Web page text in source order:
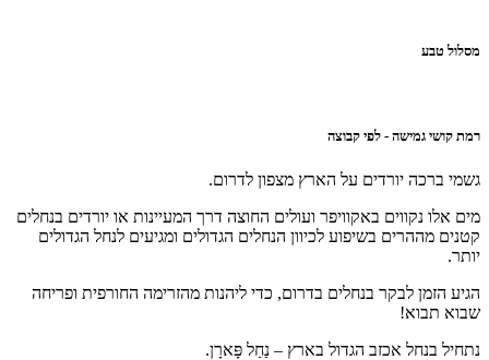
מסלול טבע
רמת קושי גמישה - לפי קבוצה
גשמי ברכה יורדים על הארץ מצפון לדרום.
מים אלו נקווים באקוויפר ועולים החוצה דרך המעיינות או יורדים בנחלים
קטנים מההרים בשיפוע לכיוון הנחלים הגדולים ומגיעים לנחל הגדולים
יותר.
הגיע הזמן לבקר בנחלים בדרום, כדי ליהנות מהזרימה החורפית ופריחה
שבוא תבוא!
נתחיל בנחל אכזב הגדול בארץ – נַחַל פָּארָן.